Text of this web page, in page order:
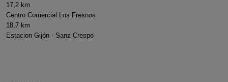
17,2 km
Centro Comercial Los Fresnos
18,7 km
Estacion Gijón - Sanz Crespo